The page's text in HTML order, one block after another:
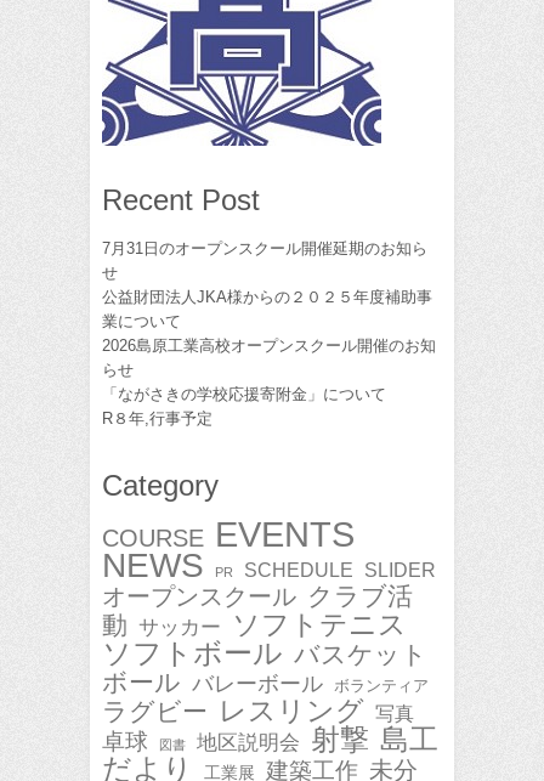
Recent Post
7月31日のオープンスクール開催延期のお知ら
せ
公益財団法人JKA様からの２０２５年度補助事
業について
2026島原工業高校オープンスクール開催のお知
らせ
「ながさきの学校応援寄附金」について
R８年,行事予定
Category
COURSE EVENTS
NEWS PR SCHEDULE SLIDER
オープンスクール クラブ活
動 サッカー ソフトテニス
ソフトボール バスケット
ボール バレーボール ボランティア
ラグビー レスリング 写真
卓球 図書 地区説明会 射撃 島工
だより
工業展 建築工作 未分